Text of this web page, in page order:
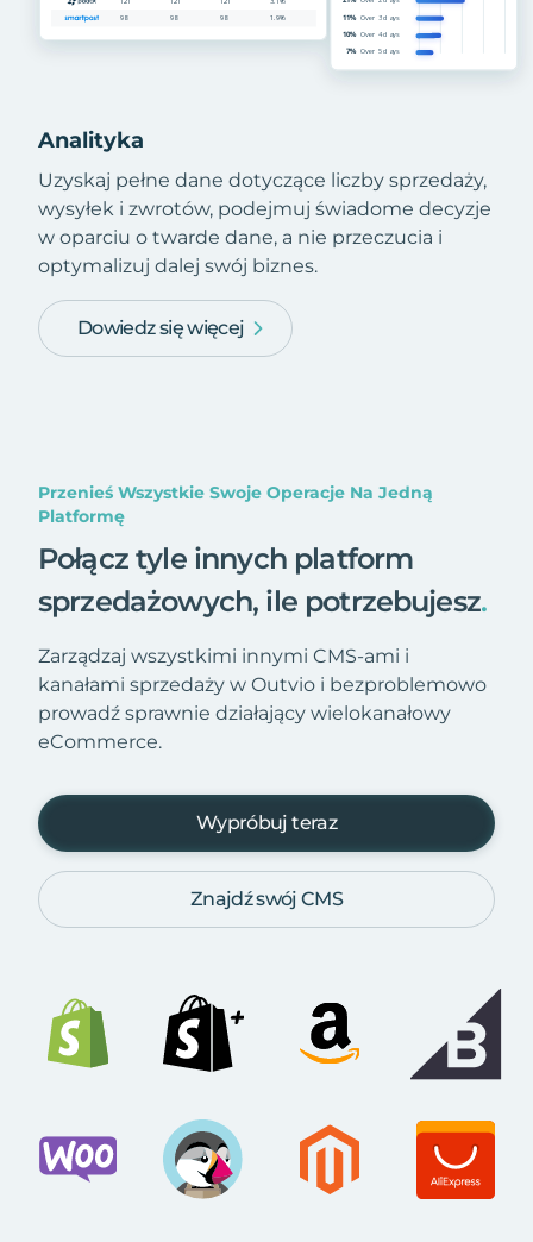
Analityka
Uzyskaj pełne dane dotyczące liczby sprzedaży,
wysyłek i zwrotów, podejmuj świadome decyzje
w oparciu o twarde dane, a nie przeczucia i
optymalizuj dalej swój biznes.
Dowiedz się więcej
Przenieś Wszystkie Swoje Operacje Na Jedną
Platformę
Połącz tyle innych platform
sprzedażowych, ile potrzebujesz.
Zarządzaj wszystkimi innymi CMS-ami i
kanałami sprzedaży w Outvio i bezproblemowo
prowadź sprawnie działający wielokanałowy
eCommerce.
Wypróbuj teraz
Znajdź swój CMS